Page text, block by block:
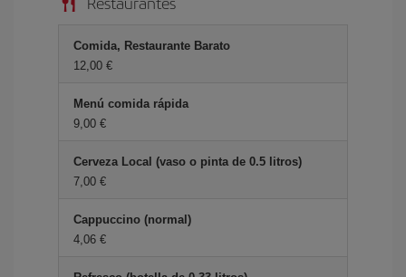
Comida, Restaurante Barato
12,00
Menú comida rápida
9,00
Cerveza Local (vaso o pinta de 0.5 litros)
7,00
Cappuccino (normal)
4,06